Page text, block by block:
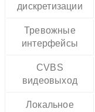
дискретизации
Тревожные
интерфейсы
CVBS
видеовыход
Локальное